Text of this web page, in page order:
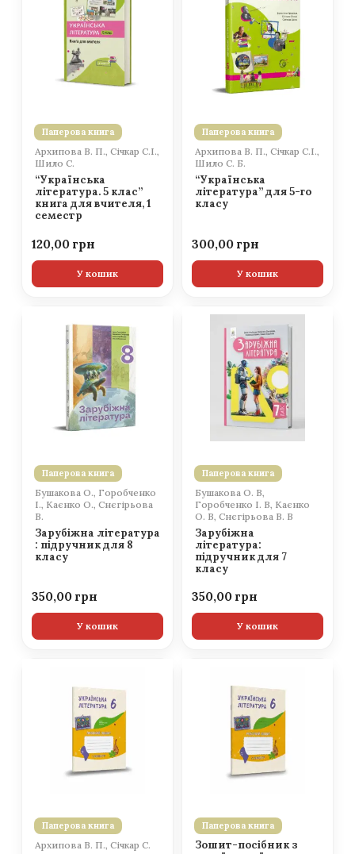
Паперова книга
Архипова В. П., Січкар С.І.,
Шило С.
“Українська
література. 5 клас”
книга для вчителя, 1
семестр
120,00
У кошик
Паперова книга
Архипова В. П., Січкар С.І.,
Шило С. Б.
“Українська
література” для 5-го
класу
300,00
У кошик
Паперова книга
Бушакова О., Горобченко
І., Каєнко О., Снєгірьова
В.
Зарубіжна література
: підручник для 8
класу
350,00
У кошик
Паперова книга
Бушакова О. В,
Горобченко І. В, Каєнко
О. В, Снєгірьова В. В
Зарубіжна
література:
підручник для 7
класу
350,00
У кошик
Паперова книга
Архипова В. П., Січкар С.
Паперова книга
Зошит-посібник з